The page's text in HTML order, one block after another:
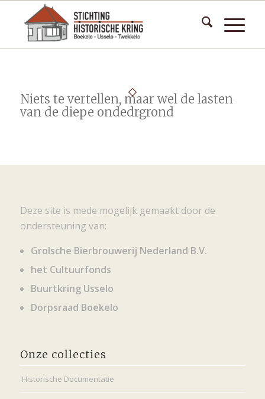
Niets te vertellen, maar wel de lasten
van de diepe ondedrgrond
Deze site is mede mogelijk gemaakt door de
ondersteuning van:
Grolsche Bierbrouwerij Nederland B.V.
het Cultuurfonds
Buurtkring Usselo
Dorpsraad Boekelo
Onze collecties
Historische Documentatie